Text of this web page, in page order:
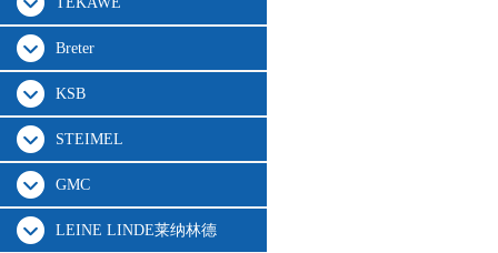
Breter
KSB
STEIMEL
GMC
LEINE LINDE莱纳林德